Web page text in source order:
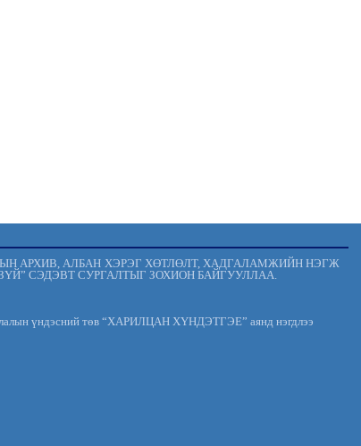
АРХИВ, АЛБАН ХЭРЭГ ХӨТЛӨЛТ, ХАДГАЛАМЖИЙН НЭГЖ
СЭДЭВТ СУРГАЛТЫГ ЗОХИОН БАЙГУУЛЛАА.
үндэсний төв “ХАРИЛЦАН ХҮНДЭТГЭЕ” аянд нэгдлээ